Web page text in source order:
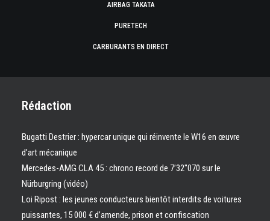
AIRBAG TAKATA
PURETECH
CARBURANTS EN DIRECT
Rédaction
Bugatti Destrier : hypercar unique qui réinvente le W16 en œuvre
d’art mécanique
Mercedes-AMG CLA 45 : chrono record de 7’32″070 sur le
Nürburgring (vidéo)
Loi Ripost : les jeunes conducteurs bientôt interdits de voitures
puissantes, 15 000 € d’amende, prison et confiscation